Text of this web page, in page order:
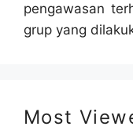
pengawasan
grup yang
Most